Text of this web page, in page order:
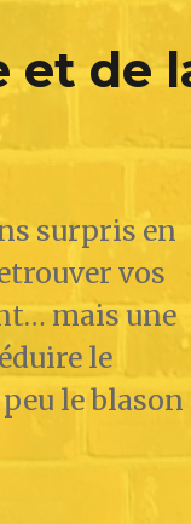
et de
surpris en
vos
mais une
le
le blason